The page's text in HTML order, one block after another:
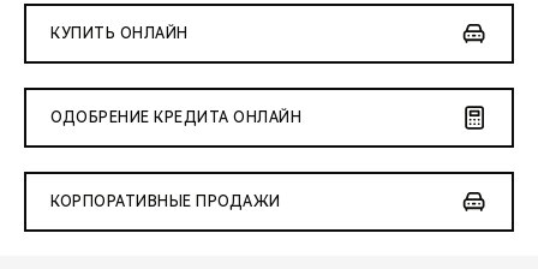
КУПИТЬ ОНЛАЙН
ОДОБРЕНИЕ КРЕДИТА ОНЛАЙН
КОРПОРАТИВНЫЕ ПРОДАЖИ